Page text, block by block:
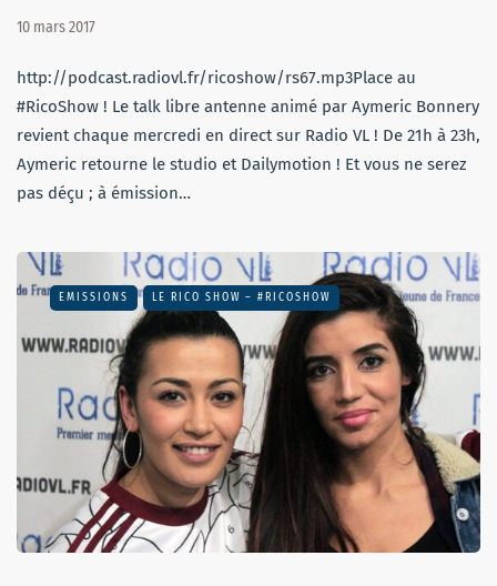
10 mars 2017
http://podcast.radiovl.fr/ricoshow/rs67.mp3Place au
#RicoShow ! Le talk libre antenne animé par Aymeric Bonnery
revient chaque mercredi en direct sur Radio VL ! De 21h à 23h,
Aymeric retourne le studio et Dailymotion ! Et vous ne serez
pas déçu ; à émission…
EMISSIONS LE RICO SHOW – #RICOSHOW